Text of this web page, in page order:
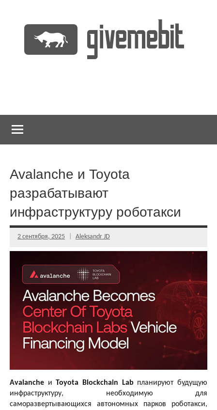
содержимому
Avalanche и Toyota
разрабатывают
инфраструктуру роботакси
2 сентября, 2025 Aleksandr JD
Avalanche иToyota Blockchain Lab планируют будущую
инфраструктуру, необходимую для
саморазвертывающихся автономных парков роботакси,